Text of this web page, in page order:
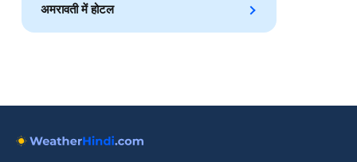
अमरावती में होटल